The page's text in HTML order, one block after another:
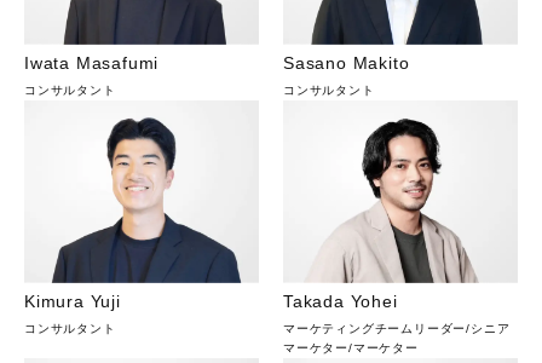
Iwata Masafumi
コンサルタント
Sasano Makito
コンサルタント
Kimura Yuji
コンサルタント
Takada Yohei
マーケティングチームリーダー/シニア
マーケター/マーケター